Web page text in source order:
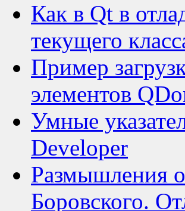
Как в Qt в
текущего
Пример
элементов
Умные
Developer
Размышления
Боровского.